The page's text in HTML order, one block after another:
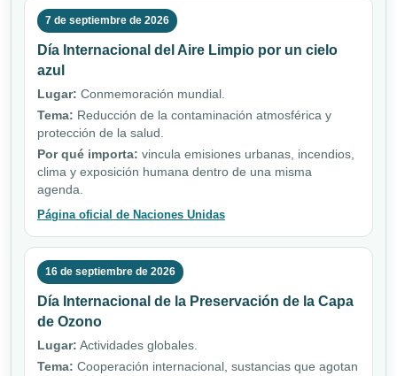
7 de septiembre de 2026
Día Internacional del Aire Limpio por un cielo
azul
Lugar: Conmemoración mundial.
Tema: Reducción de la contaminación atmosférica y
protección de la salud.
Por qué importa: vincula emisiones urbanas, incendios,
clima y exposición humana dentro de una misma
agenda.
Página oficial de Naciones Unidas
16 de septiembre de 2026
Día Internacional de la Preservación de la Capa
de Ozono
Lugar: Actividades globales.
Tema: Cooperación internacional, sustancias que agotan